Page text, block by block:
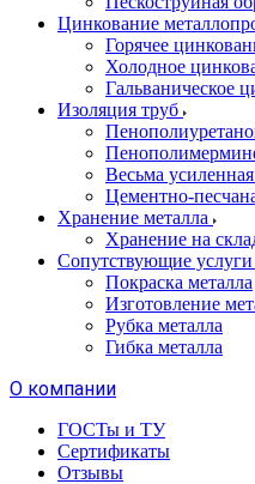
Цинкование
Горячее
Холодное
Гальваническое
Изоляция труб
Весьма
Цементно-
Хранение металла
Хранение на
Сопутствующие услуги
Покраска металла
Изготовление
Рубка металла
Гибка металла
О компании
ГОСТы и ТУ
Сертификаты
Отзывы